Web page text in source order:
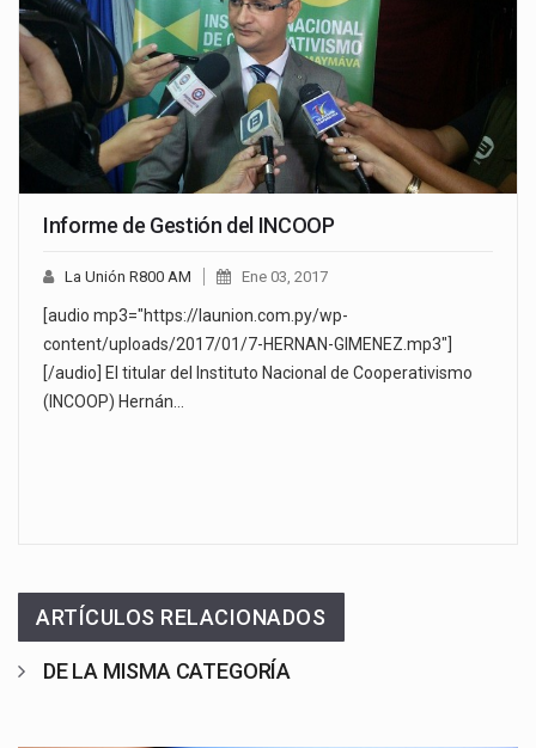
Informe de Gestión del INCOOP
La Unión R800 AM Ene 03, 2017
[audio mp3="https://launion.com.py/wp-
content/uploads/2017/01/7-HERNAN-GIMENEZ.mp3"]
[/audio] El titular del Instituto Nacional de Cooperativismo
(INCOOP) Hernán…
ARTÍCULOS RELACIONADOS
DE LA MISMA CATEGORÍA